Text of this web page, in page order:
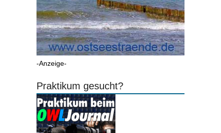
-Anzeige-
Praktikum gesucht?